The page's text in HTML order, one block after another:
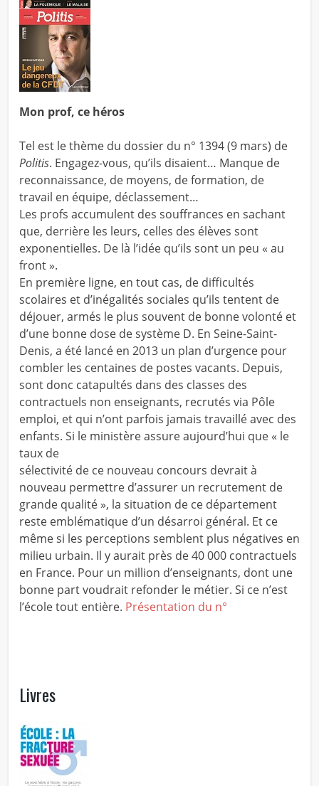
Mon prof, ce héros
Tel est le thème du dossier du n° 1394 (9 mars) de
Politis. Engagez-vous, qu’ils disaient… Manque de
reconnaissance, de moyens, de formation, de
travail en équipe, déclassement…
Les profs accumulent des souffrances en sachant
que, derrière les leurs, celles des élèves sont
exponentielles. De là l’idée qu’ils sont un peu « au
front ».
En première ligne, en tout cas, de difficultés
scolaires et d’inégalités sociales qu’ils tentent de
déjouer, armés le plus souvent de bonne volonté et
d’une bonne dose de système D. En Seine-Saint-
Denis, a été lancé en 2013 un plan d’urgence pour
combler les centaines de postes vacants. Depuis,
sont donc catapultés dans des classes des
contractuels non enseignants, recrutés via Pôle
emploi, et qui n’ont parfois jamais travaillé avec des
enfants. Si le ministère assure aujourd’hui que « le
taux de
sélectivité de ce nouveau concours devrait à
nouveau permettre d’assurer un recrutement de
grande qualité », la situation de ce département
reste emblématique d’un désarroi général. Et ce
même si les perceptions semblent plus négatives en
milieu urbain. Il y aurait près de 40 000 contractuels
en France. Pour un million d’enseignants, dont une
bonne part voudrait refonder le métier. Si ce n’est
l’école tout entière. Présentation du n°
Livres